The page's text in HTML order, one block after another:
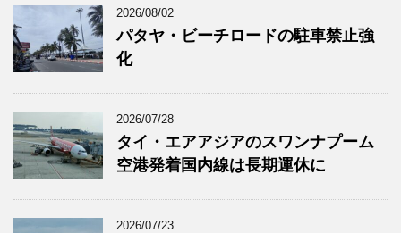
2026/08/02
パタヤ・ビーチロードの駐車禁止強
化
2026/07/28
タイ・エアアジアのスワンナプーム
空港発着国内線は長期運休に
2026/07/23